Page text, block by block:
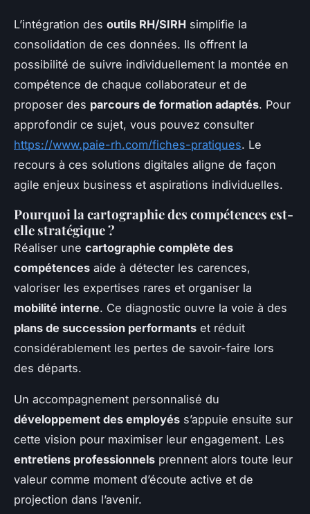
L’intégration des outils RH/SIRH simplifie la
consolidation de ces données. Ils offrent la
possibilité de suivre individuellement la montée en
compétence de chaque collaborateur et de
proposer des parcours de formation adaptés. Pour
approfondir ce sujet, vous pouvez consulter
https://www.paie-rh.com/fiches-pratiques. Le
recours à ces solutions digitales aligne de façon
agile enjeux business et aspirations individuelles.
Pourquoi la cartographie des compétences est-
elle stratégique ?
Réaliser une cartographie complète des
compétences aide à détecter les carences,
valoriser les expertises rares et organiser la
mobilité interne. Ce diagnostic ouvre la voie à des
plans de succession performants et réduit
considérablement les pertes de savoir-faire lors
des départs.
Un accompagnement personnalisé du
développement des employés s’appuie ensuite sur
cette vision pour maximiser leur engagement. Les
entretiens professionnels prennent alors toute leur
valeur comme moment d’écoute active et de
projection dans l’avenir.